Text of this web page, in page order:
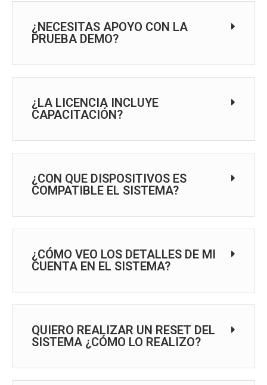
¿NECESITAS APOYO CON LA
PRUEBA DEMO?
¿LA LICENCIA INCLUYE
CAPACITACIÓN?
¿CON QUE DISPOSITIVOS ES
COMPATIBLE EL SISTEMA?
¿CÓMO VEO LOS DETALLES DE MI
CUENTA EN EL SISTEMA?
QUIERO REALIZAR UN RESET DEL
SISTEMA ¿CÓMO LO REALIZO?